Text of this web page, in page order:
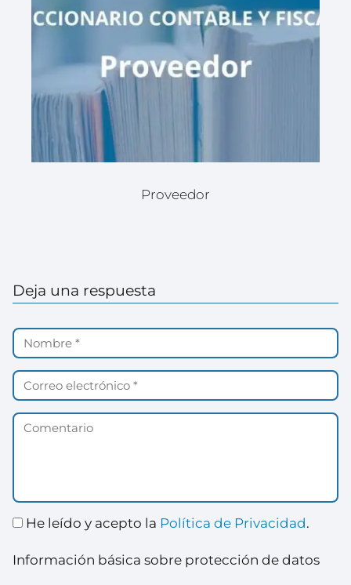
Proveedor
Deja una respuesta
He leído y acepto la Política de Privacidad.
Información básica sobre protección de datos